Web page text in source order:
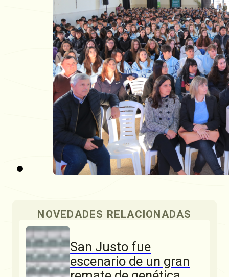
NOVEDADES RELACIONADAS
San Justo fue
escenario de un gran